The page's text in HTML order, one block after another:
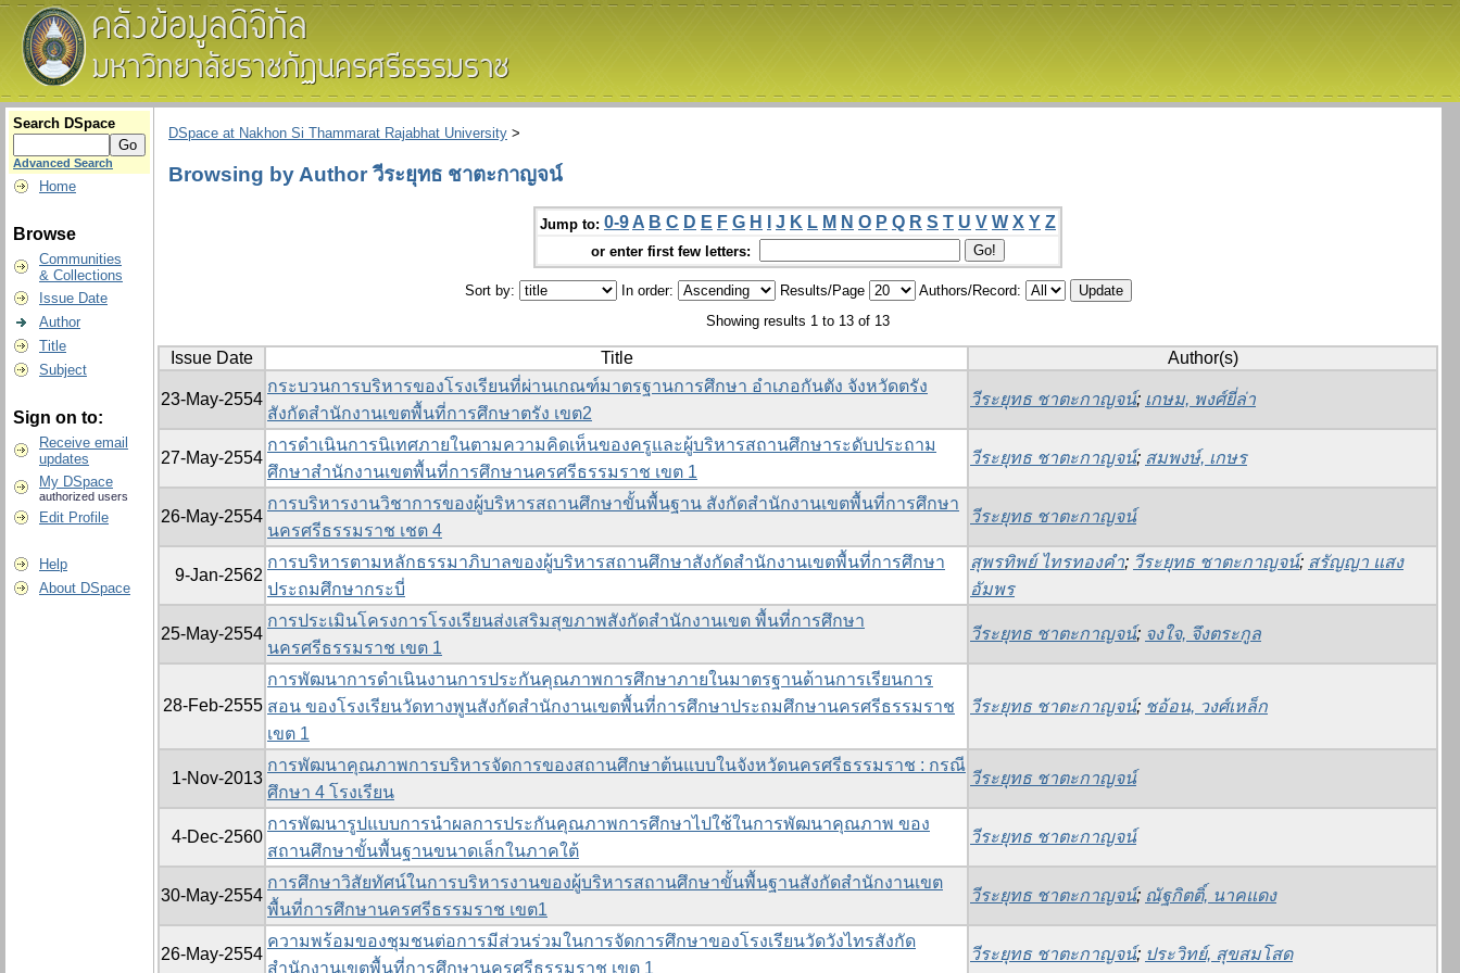
Search DSpace
Advanced Search
Home
Browse
Communities
& Collections
Issue Date
Author
Title
Subject
Sign on to:
Receive email
updates
My DSpace
authorized users
Edit Profile
Help
About DSpace
DSpace at Nakhon Si Thammarat Rajabhat University >
Browsing by Author วีระยุทธ ชาตะกาญจน์
Jump to: 0-9 A B C D E F G H J K L M N O P Q R S T U V W X Y Z
or enter first few letters:
Sort by: In order: Results/Page
Authors/Record:
Showing results 1 to 13 of 13
Issue Date Title Author(s)
23-May-2554
กระบวนการบริหารของโรงเรียนที่ผ่านเกณฑ์มาตรฐานการศึกษา อำเภอกันตัง จังหวัดตรัง
สังกัดสำนักงานเขตพื้นที่การศึกษาตรัง เขต2
วีระยุทธ ชาตะกาญจน์; เกษม, พงศ์ยี่ล่า
27-May-2554
การดำเนินการนิเทศภายในตามความคิดเห็นของครูและผู้บริหารสถานศึกษาระดับประถาม
ศึกษาสำนักงานเขตพื้นที่การศึกษานครศรีธรรมราช เขต 1
วีระยุทธ ชาตะกาญจน์; สมพงษ์, เกษร
26-May-2554
การบริหารงานวิชาการของผู้บริหารสถานศึกษาขั้นพื้นฐาน สังกัดสำนักงานเขตพื้นที่การศึกษา
นครศรีธรรมราช เชต 4
วีระยุทธ ชาตะกาญจน์
9-Jan-2562
การบริหารตามหลักธรรมาภิบาลของผู้บริหารสถานศึกษาสังกัดสำนักงานเขตพื้นที่การศึกษา
ประถมศึกษากระบี่
สุพรทิพย์ ไทรทองคำ; วีระยุทธ ชาตะกาญจน์; สรัญญา แสง
อัมพร
25-May-2554
การประเมินโครงการโรงเรียนส่งเสริมสุขภาพสังกัดสำนักงานเขต พื้นที่การศึกษา
นครศรีธรรมราช เขต 1
วีระยุทธ ชาตะกาญจน์; จงใจ, จึงตระกูล
28-Feb-2555
การพัฒนาการดำเนินงานการประกันคุณภาพการศึกษาภายในมาตรฐานด้านการเรียนการ
สอน ของโรงเรียนวัดทางพูนสังกัดสำนักงานเขตพื้นที่การศึกษาประถมศึกษานครศรีธรรมราช
เขต 1
วีระยุทธ ชาตะกาญจน์; ชอ้อน, วงศ์เหล็ก
1-Nov-2013
การพัฒนาคุณภาพการบริหารจัดการของสถานศึกษาต้นแบบในจังหวัดนครศรีธรรมราช : กรณี
ศึกษา 4 โรงเรียน
วีระยุทธ ชาตะกาญจน์
4-Dec-2560
การพัฒนารูปแบบการนำผลการประกันคุณภาพการศึกษาไปใช้ในการพัฒนาคุณภาพ ของ
สถานศึกษาขั้นพื้นฐานขนาดเล็กในภาคใต้
วีระยุทธ ชาตะกาญจน์
30-May-2554
การศึกษาวิสัยทัศน์ในการบริหารงานของผู้บริหารสถานศึกษาขั้นพื้นฐานสังกัดสำนักงานเขต
พื้นที่การศึกษานครศรีธรรมราช เขต1
วีระยุทธ ชาตะกาญจน์; ณัฐกิตติ์, นาคแดง
26-May-2554
ความพร้อมของชุมชนต่อการมีส่วนร่วมในการจัดการศึกษาของโรงเรียนวัดวังไทรสังกัด
สำนักงานเขตพื้นที่การศึกษานครศรีธรรมราช เขต 1
วีระยุทธ ชาตะกาญจน์; ประวิทย์, สุขสมโสด